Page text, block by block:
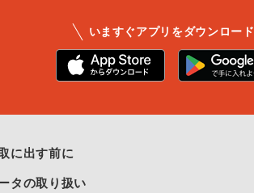
いますぐアプリをダウンロード
に出す前に
タの取り扱い